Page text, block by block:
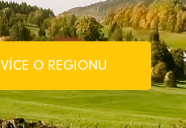
VÍCE O REGIONU